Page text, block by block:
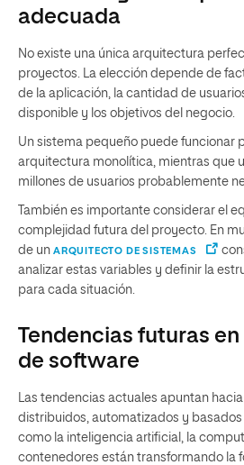
adecuada
No existe una única arquitectura
proyectos. La elección depende de
de la aplicación, la cantidad de
disponible y los objetivos del negocio.
Un sistema pequeño puede funcionar
arquitectura monolítica, mientras que
millones de usuarios probablemente
También es importante considerar el
complejidad futura del proyecto. En
de un ARQUITECTO DE SISTEMAS
analizar estas variables y definir la
para cada situación.
Tendencias futuras
de software
Las tendencias actuales apuntan
distribuidos, automatizados y basados
como la inteligencia artificial, la
contenedores están transformando la